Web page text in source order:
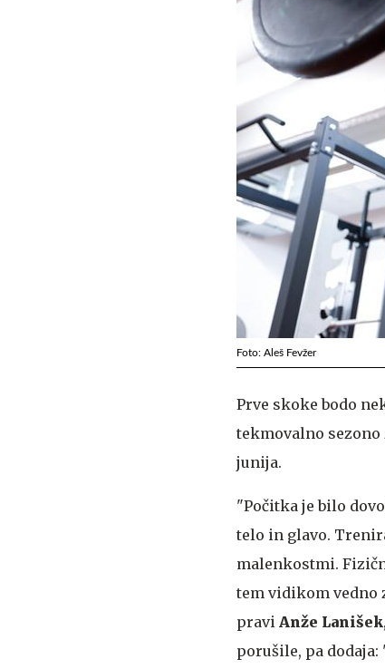
Foto: Aleš Fevžer
Prve skoke bodo
tekmovalno sezono
junija.
"Počitka je bilo
telo in glavo.
malenkostmi.
tem vidikom vedno
pravi Anže Lanišek,
porušile, pa